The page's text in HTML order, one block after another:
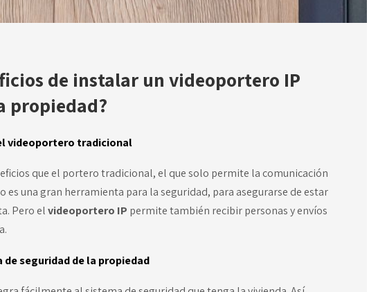
de instalar un videoportero IP
propiedad?
videoportero tradicional
que el portero tradicional, el que solo permite la comunicación
es una gran herramienta para la seguridad, para asegurarse de estar
Pero elvideoportero IP permite también recibir personas y envíos
seguridad de la propiedad